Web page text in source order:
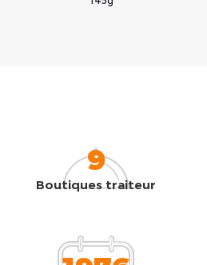
9
Boutiques traiteur